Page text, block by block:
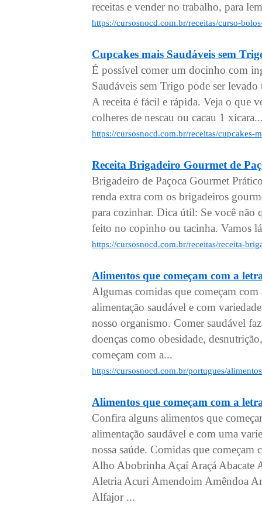
receitas e vender no trabalho, para
https://cursosnocd.com.br/receitas/curso-
Cupcakes mais Saudáveis sem
É possível comer um docinho com
Saudáveis sem Trigo pode ser
A receita é fácil e rápida. Veja o que
colheres de nescau ou cacau 1
https://cursosnocd.com.br/receitas/cupcakes-
Receita Brigadeiro Gourmet de
Brigadeiro de Paçoca Gourmet
renda extra com os brigadeiros
para cozinhar. Dica útil: Se você não
feito no copinho ou tacinha. Vamos
https://cursosnocd.com.br/receitas/receita-
Alimentos que começam com a
Algumas comidas que começam
alimentação saudável e com
nosso organismo. Comer saudável
doenças como obesidade,
começam com a...
https://cursosnocd.com.br/portugues/
Alimentos que começam com a
Confira alguns alimentos que
alimentação saudável e com uma
nossa saúde. Comidas que
Alho Abobrinha Açaí Araçá
Aletria Acuri Amendoim Amêndoa
Alfajor ...